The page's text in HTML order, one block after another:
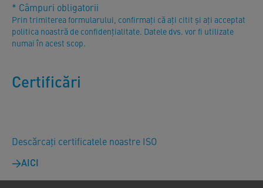
* Câmpuri obligatorii
Prin trimiterea formularului, confirmați că ați citit și ați acceptat
politica noastră de confidențialitate. Datele dvs. vor fi utilizate
numai în acest scop.
Certificări
Descărcați certificatele noastre ISO
AICI